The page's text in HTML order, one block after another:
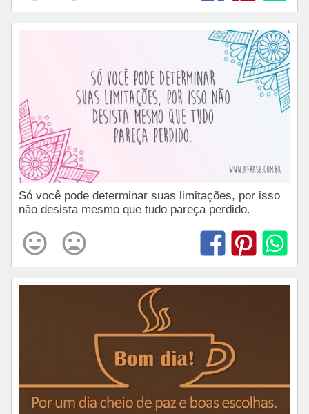
Só você pode determinar suas limitações, por isso
não desista mesmo que tudo pareça perdido.